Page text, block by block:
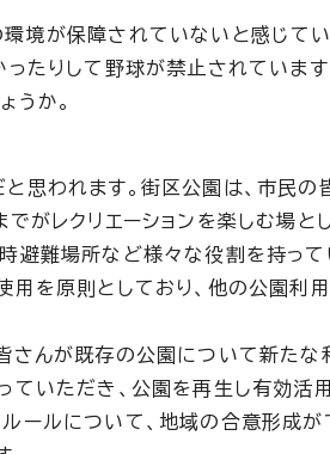
境が保障されていないと感じて
ったりして野球が禁止されていま
うか。
思われます。街区公園は、市民
でがレクリエーションを楽しむ場
避難場所など様々な役割を持って
用を原則としており、他の公園利
さんが既存の公園について新た
ていただき、公園を再生し有効活
ールについて、地域の合意形成